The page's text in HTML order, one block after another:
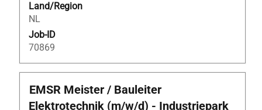
Land/Region
NL
Job-ID
70869
Stellenbezeichnung
EMSR Meister / Bauleiter
Elektrotechnik (m/w/d) - Industriepark
Drücken
Sie